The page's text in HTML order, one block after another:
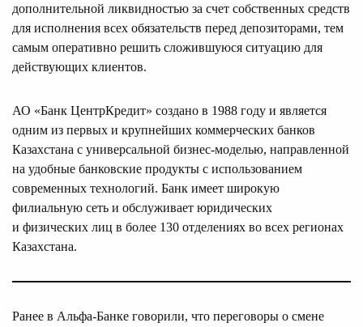
дополнительной ликвидностью за счет собственных средств
для исполнения всех обязательств перед депозиторами, тем
самым оперативно решить сложившуюся ситуацию для
действующих клиентов.
АО «Банк ЦентрКредит» создано в 1988 году и является
одним из первых и крупнейших коммерческих банков
Казахстана с универсальной бизнес-моделью, направленной
на удобные банковские продукты с использованием
современных технологий. Банк имеет широкую
филиальную сеть и обслуживает юридических
и физических лиц в более 130 отделениях во всех регионах
Казахстана.
Ранее в Альфа-Банке говорили, что переговоры о смене